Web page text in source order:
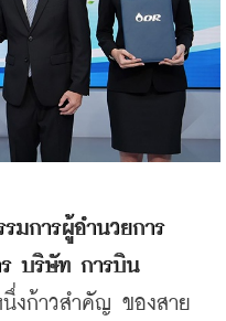
รมการผู้อำนวยการ
ร บริษัท การบิน
งก้าวสำคัญ ของสาย